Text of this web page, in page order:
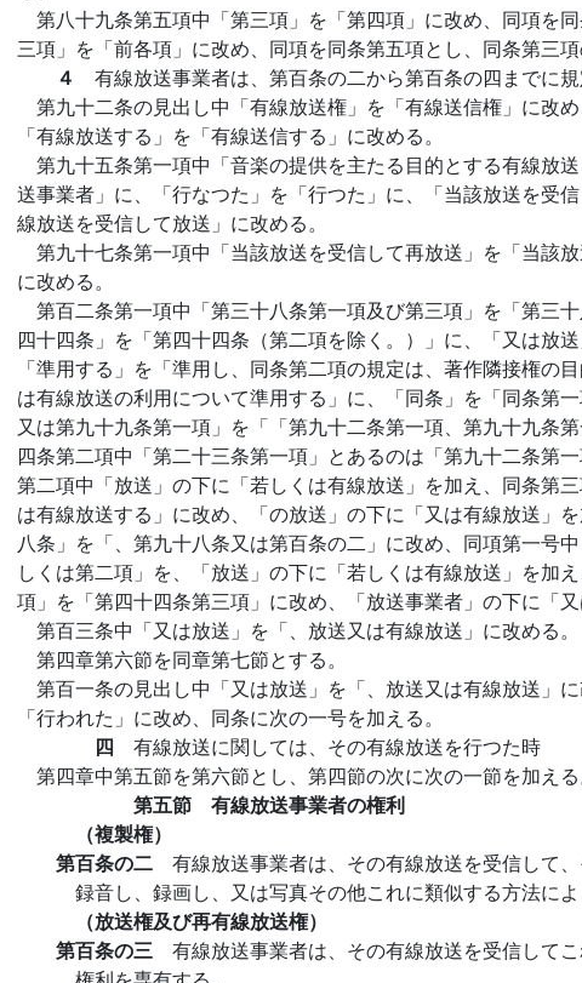
第八十九条第五項中「第三項」を「第四項」に改め、同項を
三項」を「前各項」に改め、同項を同条第五項とし、同条第三項
４ 有線放送事業者は、第百条の二から第百条の四までに規
第九十二条の見出し中「有線放送権」を「有線送信権」に改
「有線放送する」を「有線送信する」に改める。
第九十五条第一項中「音楽の提供を主たる目的とする有線放
送事業者」に、「行なつた」を「行つた」に、「当該放送を受
線放送を受信して放送」に改める。
第九十七条第一項中「当該放送を受信して再放送」を「当該
に改める。
第百二条第一項中「第三十八条第一項及び第三項」を「第三
四十四条」を「第四十四条（第二項を除く。）」に、「又は放
「準用する」を「準用し、同条第二項の規定は、著作隣接権の
は有線放送の利用について準用する」に、「同条」を「同条第
又は第九十九条第一項」を「「第九十二条第一項、第九十九条
四条第二項中「第二十三条第一項」とあるのは「第九十二条第
第二項中「放送」の下に「若しくは有線放送」を加え、同条第
は有線放送する」に改め、「の放送」の下に「又は有線放送」
八条」を「、第九十八条又は第百条の二」に改め、同項第一号
しくは第二項」を、「放送」の下に「若しくは有線放送」を加
項」を「第四十四条第三項」に改め、「放送事業者」の下に「又
第百三条中「又は放送」を「、放送又は有線放送」に改める。
第四章第六節を同章第七節とする。
第百一条の見出し中「又は放送」を「、放送又は有線放送」
「行われた」に改め、同条に次の一号を加える。
四 有線放送に関しては、その有線放送を行つた時
第四章中第五節を第六節とし、第四節の次に次の一節を加える
第五節 有線放送事業者の権利
（複製権）
第百条の二 有線放送事業者は、その有線放送を受信して
録音し、録画し、又は写真その他これに類似する方法によ
（放送権及び再有線放送権）
第百条の三 有線放送事業者は、その有線放送を受信して